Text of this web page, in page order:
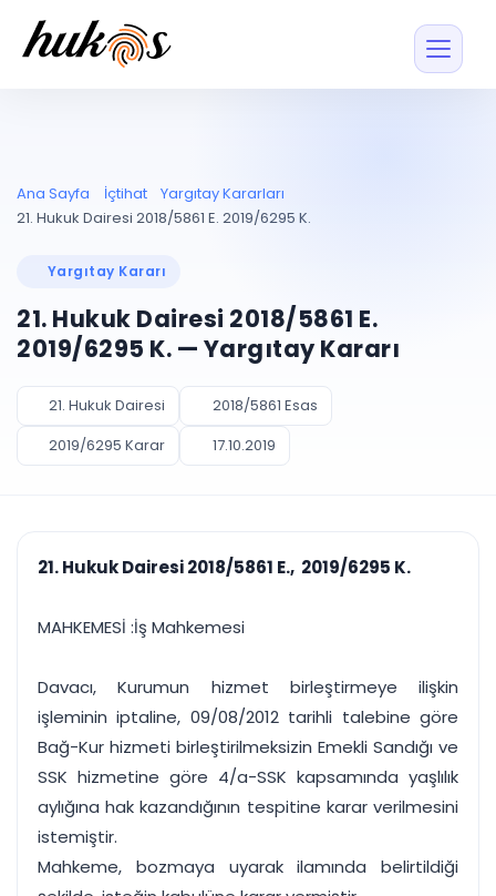
Entegrasyonu
UYAP ile otomatik
UYAP Evrak
Entegrasyonu
UETS Entegrasyonu
Tebligatları anında
Müvekkil ve taraf
Vekalet
PLANLAMA & TAKİP
Pano ve Takip
Duruşma ve görev
takvimi
Bildirim
Süreleri asla kaçırmayın
takibi
Tek panelde uçtan uca yönetim
UYAP & UETS entegrasyonundan finansa, hepsi bir arada.
Tüm özellikleri inceleyin Ücretsiz Başlayın
Blog
Ücretsiz Başlayın Giriş Yap
Ana Sayfa İçtihat
Yargıtay Kararları
21. Hukuk Dairesi 2018/5861 E. 2019/6295 K.
Yargıtay Kararı
21. Hukuk Dairesi 2018/5861 E.
2019/6295 K. — Yargıtay Kararı
21. Hukuk Dairesi
2018/5861 Esas
2019/6295 Karar
17.10.2019
21. Hukuk Dairesi 2018/5861 E., 2019/6295 K.
MAHKEMESİ :İş Mahkemesi
Davacı, Kurumun hizmet birleştirmeye ilişkin
işleminin iptaline, 09/08/2012 tarihli talebine göre
Bağ-Kur hizmeti birleştirilmeksizin Emekli Sandığı ve
SSK hizmetine göre 4/a-SSK kapsamında yaşlılık
aylığına hak kazandığının tespitine karar verilmesini
istemiştir.
Mahkeme, bozmaya uyarak ilamında belirtildiği